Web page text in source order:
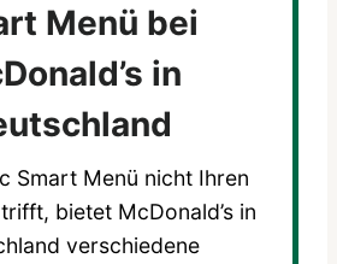
Menü bei
in
Smart Menü nicht Ihren
bietet McDonald’s in
verschiedene